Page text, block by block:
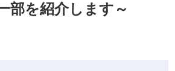
部を紹介します～